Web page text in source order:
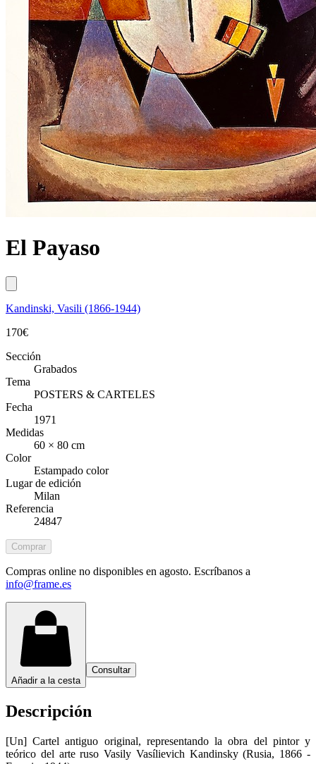
El Payaso
Kandinski, Vasili (1866-1944)
170€
Sección
Grabados
Tema
POSTERS & CARTELES
Fecha
1971
Medidas
60 × 80 cm
Color
Estampado color
Lugar de edición
Milan
Referencia
24847
Comprar
Compras online no disponibles en agosto. Escríbanos a
info@frame.es
Añadir a la cesta
Consultar
Descripción
[Un] Cartel antiguo original, representando la obra del pintor y
teórico del arte ruso Vasily Vasílievich Kandinsky (Rusia, 1866 -